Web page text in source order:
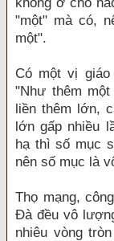
"một" mà có,
một".
Có một vị
"Như thêm
liền thêm lớn,
lớn gấp nhiều
hạ thì số mục
nên số mục là
Thọ mạng,
Đà đều vô
nhiêu vòng